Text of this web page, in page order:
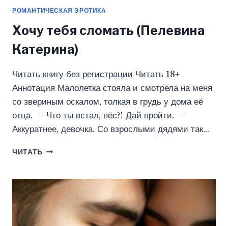
РОМАНТИЧЕСКАЯ ЭРОТИКА
Хочу тебя сломать (Пелевина
Катерина)
Читать книгу без регистрации Читать 18+
Аннотация Малолетка стояла и смотрела на меня
со звериным оскалом, толкая в грудь у дома её
отца. – Что ты встал, пёс?! Дай пройти. –
Аккуратнее, девочка. Со взрослыми дядями так…
ЧИТАТЬ ХОЧУ
(ПЕЛЕВИНА
КАТЕРИНА)